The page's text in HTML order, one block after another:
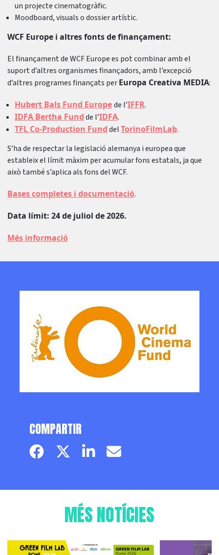
un projecte cinematogràfic.
Moodboard, visuals o dossier artístic.
WCF Europe i altres fonts de finançament:
El finançament de WCF Europe es pot combinar amb el
suport d’altres organismes finançadors, amb l’excepció
d’altres programes finançats perEuropa Creativa MEDIA:
Hubert Bals Fund Europede l’IFFR.
IDFA Bertha Fundde l’IDFA.
TFL Co-Production FunddelTorinoFilmLab.
S’ha de respectar la legislació alemanya i europea que
estableix el límit màxim per acumular fons estatals, ja que
això també s’aplica als fons del WCF.
Bases completes i documentació.
Data límit: 24 de juliol de 2026.
Més informació
COMPARTIR
Facebook pageTwitter page
LinkedinEmail
MÉS NOTÍCIES